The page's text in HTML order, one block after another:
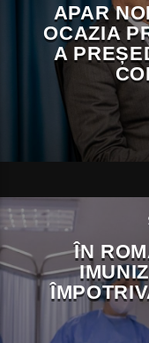
APAR
OCAZIA
A
ÎN